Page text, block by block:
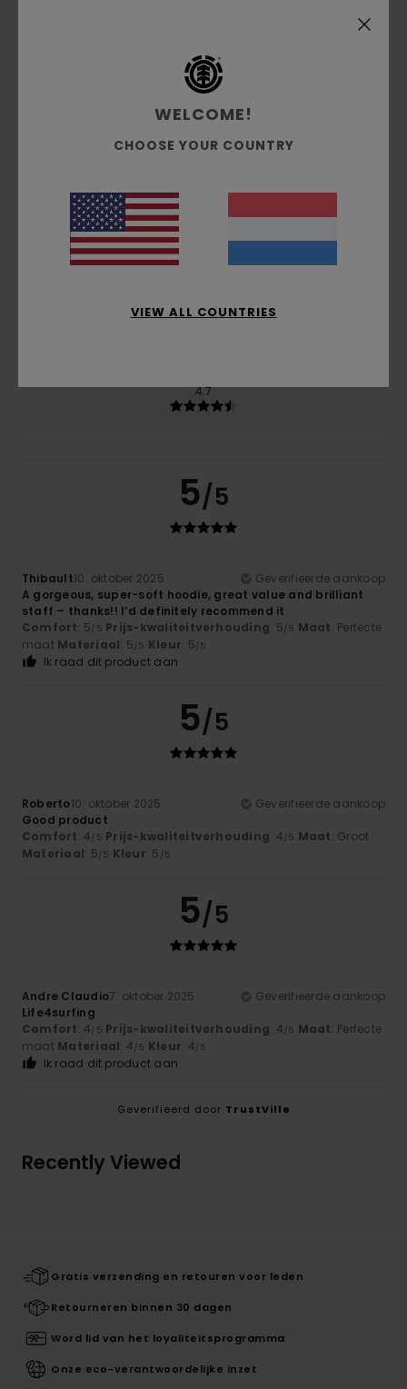
3 geverifieerde beoordelingen
oktober 2025
67% van onze klanten bevelen dit product aan
Comfort
Prijs-kwaliteitverhouding
4.7
5/5
Thibault10. oktober 2025
Geverifieerde aankoop
A gorgeous, super-soft hoodie, great value and brilliant
staff – thanks!! I’d definitely recommend it
Comfort: 5/5 Prijs-kwaliteitverhouding: 5/5 Maat: Perfecte
maat Materiaal: 5/5 Kleur: 5/5
Ik raad dit product aan
5/5
Roberto10. oktober 2025
Geverifieerde aankoop
Good product
Comfort: 4/5 Prijs-kwaliteitverhouding: 4/5 Maat: Groot
Materiaal: 5/5 Kleur: 5 /5
5/5
Andre Claudio7. oktober 2025
Geverifieerde aankoop
Life4surfing
Comfort: 4/5 Prijs-kwaliteitverhouding: 4/5 Maat: Perfecte
maat Materiaal: 4/5 Kleur: 4/5
Ik raad dit product aan
Geverifieerd door TrustVille
Recently Viewed
Gratis verzending en retouren voor leden
Retourneren binnen 30 dagen
Word lid van het loyaliteitsprogramma
Onze eco-verantwoordelijke inzet
WELCOME!
CHOOSE YOUR COUNTRY
VIEW ALL COUNTRIES